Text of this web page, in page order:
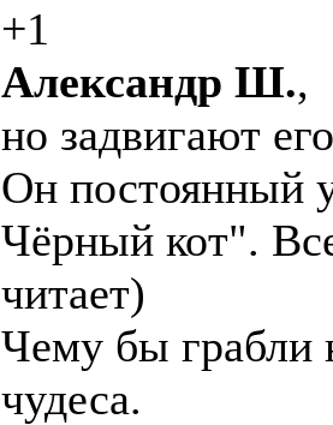
+1
Александр Ш.,
но задвигают
Он постоянный
Чёрный кот".
читает)
Чему бы грабли
чудеса.